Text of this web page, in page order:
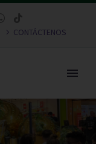
CONTÁCTENOS